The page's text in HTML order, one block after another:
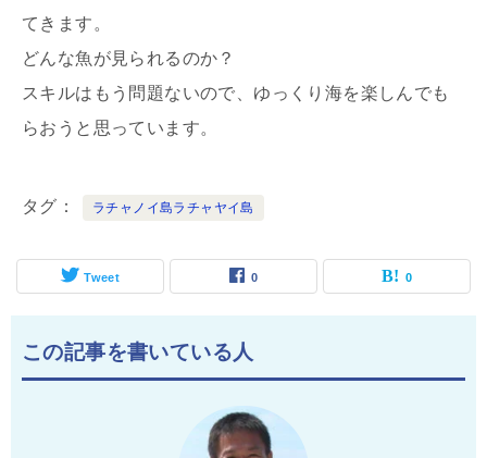
てきます。
どんな魚が見られるのか？
スキルはもう問題ないので、ゆっくり海を楽しんでも
らおうと思っています。
タグ ラチャノイ島ラチャヤイ島
Tweet 0 0
この記事を書いている人